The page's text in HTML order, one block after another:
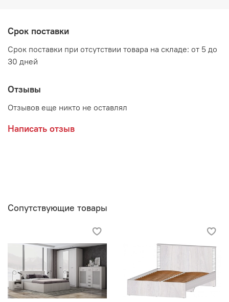
Производитель:
Срок поставки
Срок поставки при отсутствии товара на складе: от 5 до
30 дней
Отзывы
Отзывов еще никто не оставлял
Написать отзыв
Сопутствующие товары